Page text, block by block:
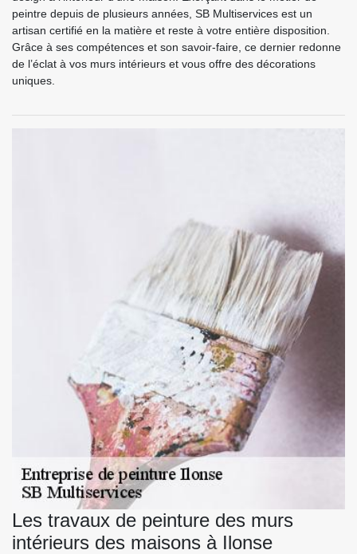
peintre depuis de plusieurs années, SB Multiservices est un
artisan certifié en la matière et reste à votre entière disposition.
Grâce à ses compétences et son savoir-faire, ce dernier redonne
de l’éclat à vos murs intérieurs et vous offre des décorations
uniques.
Les travaux de peinture des murs
intérieurs des maisons à Ilonse